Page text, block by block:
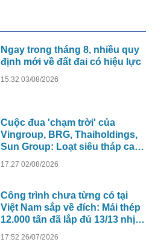
Ngay trong tháng 8, nhiều quy
định mới về đất đai có hiệu lực
15:32 03/08/2026
Cuộc đua 'chạm trời' của
Vingroup, BRG, Thaiholdings,
Sun Group: Loạt siêu tháp cao
17:27 02/08/2026
Công trình chưa từng có tại
Việt Nam sắp về đích: Mái thép
12.000 tấn đã lắp đủ 13/13 nhịp,
17:52 26/07/2026